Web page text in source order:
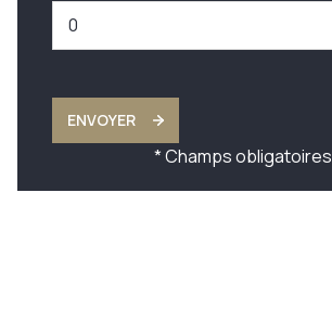
ENVOYER
* Champs obligatoires